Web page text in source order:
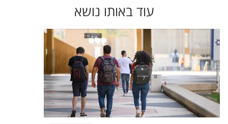
עוד באותו נושא